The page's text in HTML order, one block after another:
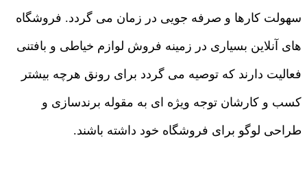
سهولت کارها و صرفه جویی در زمان می گردد. فروشگاه
های آنلاین بسیاری در زمینه فروش لوازم خیاطی و بافتنی
فعالیت دارند که توصیه می گردد برای رونق هرچه بیشتر
کسب و کارشان توجه ویژه ای به مقوله برندسازی و
طراحی لوگو برای فروشگاه خود داشته باشند.